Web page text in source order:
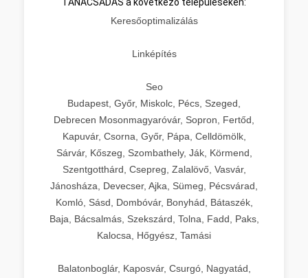
Keresőoptimalizálás
Linképítés
Seo
Budapest, Győr, Miskolc, Pécs, Szeged,
Debrecen Mosonmagyaróvár, Sopron, Fertőd,
Kapuvár, Csorna, Győr, Pápa, Celldömölk,
Sárvár, Kőszeg, Szombathely, Ják, Körmend,
Szentgotthárd, Csepreg, Zalalövő, Vasvár,
Jánosháza, Devecser, Ajka, Sümeg, Pécsvárad,
Komló, Sásd, Dombóvár, Bonyhád, Bátaszék,
Baja, Bácsalmás, Szekszárd, Tolna, Fadd, Paks,
Kalocsa, Hőgyész, Tamási
Balatonboglár, Kaposvár, Csurgó, Nagyatád,